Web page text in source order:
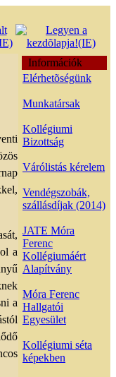
a
a
Információk
Elérhetõségünk
Munkatársak
Kollégiumi
Bizottság
Várólistás kérelem
Vendégszobák,
szállásdíjak (2014)
JATE Móra
Ferenc
Kollégiumáért
Alapítvány
Móra Ferenc
Hallgatói
Egyesület
Kollégiumi séta
képekben